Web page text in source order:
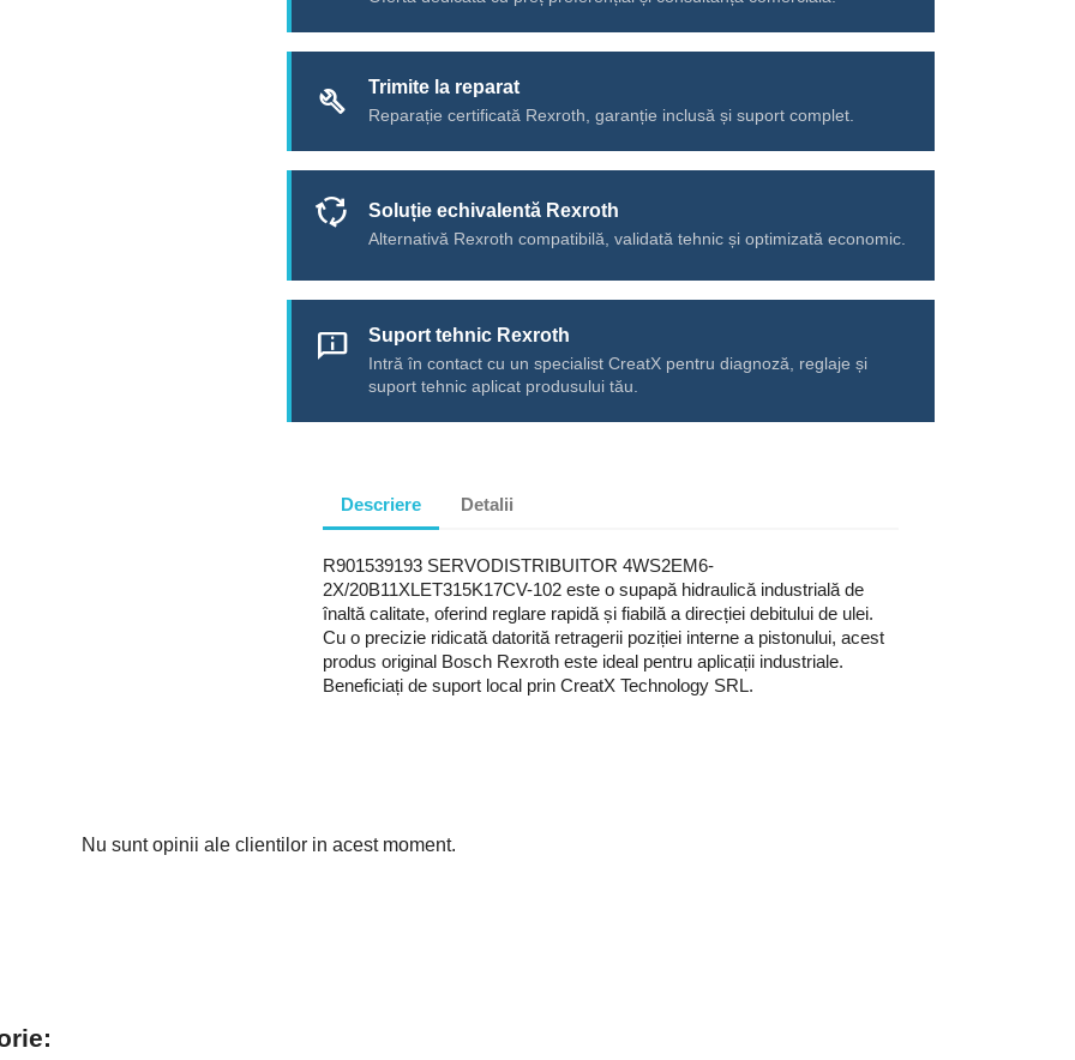
build Trimite la reparat
Reparație certificată Rexroth, garanție inclusă și suport complet.
cycle Soluție echivalentă Rexroth
Alternativă Rexroth compatibilă, validată tehnic și optimizată economic.
chat_info Suport tehnic Rexroth
Intră în contact cu un specialist CreatX pentru diagnoză, reglaje și
suport tehnic aplicat produsului tău.
Descriere Detalii
R901539193 SERVODISTRIBUITOR 4WS2EM6-
2X/20B11XLET315K17CV-102 este o supapă hidraulică industrială de
înaltă calitate, oferind reglare rapidă și fiabilă a direcției debitului de ulei.
Cu o precizie ridicată datorită retragerii poziției interne a pistonului, acest
produs original Bosch Rexroth este ideal pentru aplicații industriale.
Beneficiați de suport local prin CreatX Technology SRL.
Nu sunt opinii ale clientilor in acest moment.